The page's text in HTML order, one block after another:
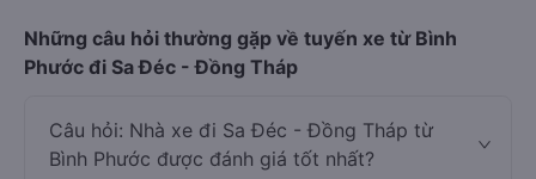
Những câu hỏi thường gặp về tuyến xe từ Bình
Phước đi Sa Đéc - Đồng Tháp
Câu hỏi: Nhà xe đi Sa Đéc - Đồng Tháp từ
Bình Phước được đánh giá tốt nhất?